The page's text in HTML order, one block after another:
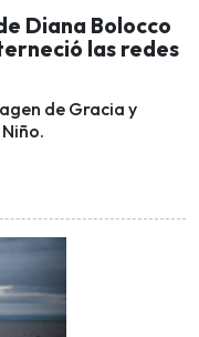
Diana Bolocco
las redes
de Gracia y